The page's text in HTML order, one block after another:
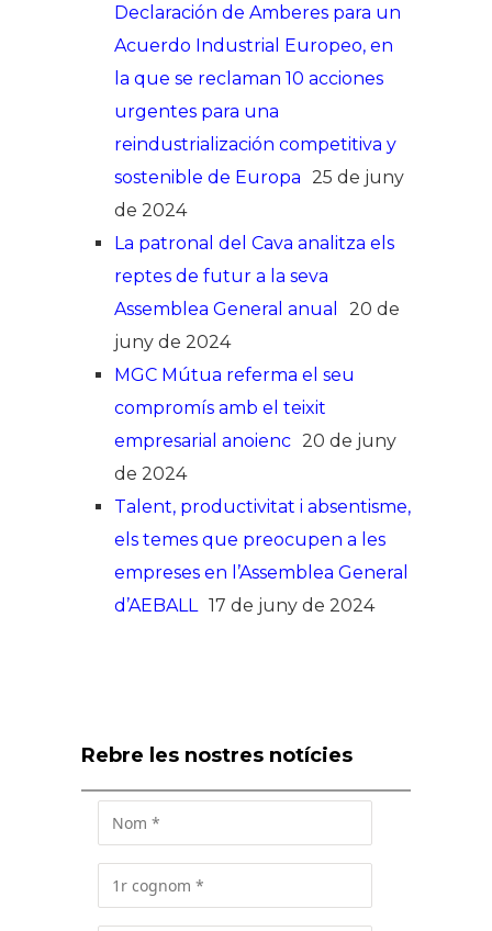
Declaración de Amberes para un
Acuerdo Industrial Europeo, en
la que se reclaman 10 acciones
urgentes para una
reindustrialización competitiva y
sostenible de Europa 25 de juny
de 2024
La patronal del Cava analitza els
reptes de futur a la seva
Assemblea General anual
20 de
juny de 2024
MGC Mútua referma el seu
compromís amb el teixit
empresarial anoienc 20 de juny
de 2024
Talent, productivitat i absentisme,
els temes que preocupen a les
empreses en l’Assemblea General
d’AEBALL
17 de juny de 2024
Rebre les nostres notícies